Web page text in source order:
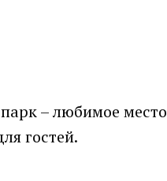
– любимое
гостей.